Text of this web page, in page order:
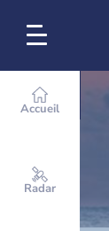
Accueil
Radar